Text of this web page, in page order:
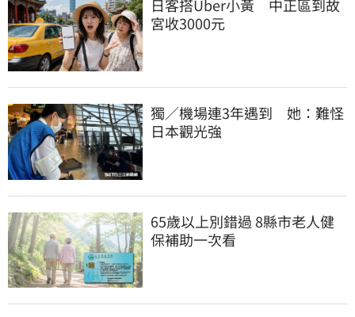
日客搭Uber小黃　中正區到故
宮收3000元
獨／機場連3年遇到　她：難怪
日本觀光強
65歲以上別錯過 8縣市老人健
保補助一次看